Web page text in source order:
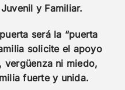
y Familiar.
será la “puerta
solicite el apoyo
vergüenza ni miedo,
fuerte y unida.